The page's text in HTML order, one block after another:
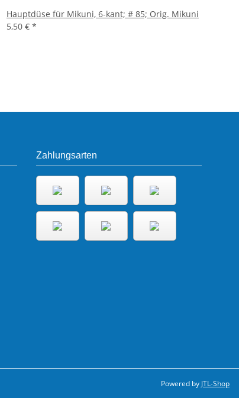
Hauptdüse für Mikuni, 6-kant; # 85; Orig. Mikuni
5,50 € *
Zahlungsarten
Powered by JTL-Shop